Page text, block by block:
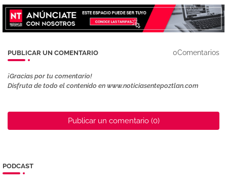
PUBLICAR UN COMENTARIO 0Comentarios
¡Gracias por tu comentario!
Disfruta de todo el contenido en www.noticiasentepoztlan.com
Publicar un comentario (0)
PODCAST